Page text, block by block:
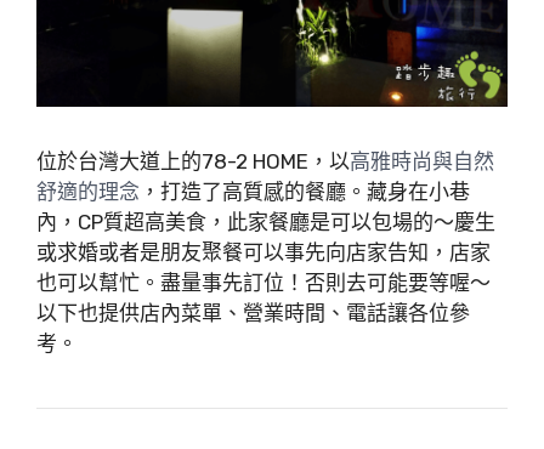
位於台灣大道上的78-2 HOME，以高雅時尚與自然
舒適的理念 ，打造了高質感的餐廳。藏身在小巷
內，CP質超高美食，此家餐廳是可以包場的～慶生
或求婚或者是朋友聚餐可以事先向店家告知，店家
也可以幫忙。盡量事先訂位！否則去可能要等喔～
以下也提供店內菜單、營業時間、電話讓各位參
考。